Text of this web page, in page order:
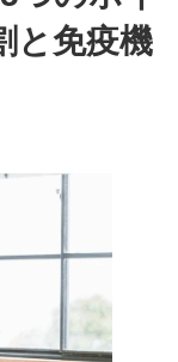
と免疫機